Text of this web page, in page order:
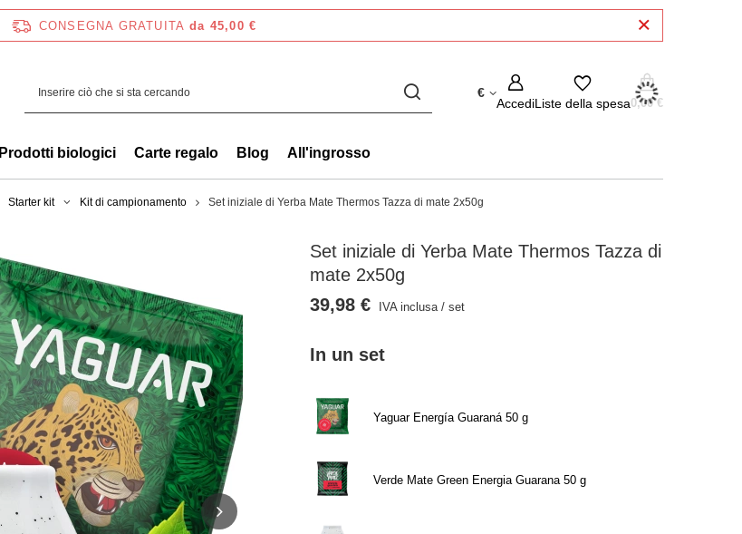
CONSEGNA GRATUITA da 45,00 €
€
AccediListe della spesa0,00 €
Prodotti biologici Carte regalo Blog All'ingrosso
Starter kit Kit di campionamento Set iniziale di Yerba Mate Thermos Tazza di mate 2x50g
Set iniziale di Yerba Mate Thermos Tazza di
mate 2x50g
In un set
Yaguar Energía Guaraná 50 g
Verde Mate Green Energia Guarana 50 g
39,98 € IVA inclusa/set